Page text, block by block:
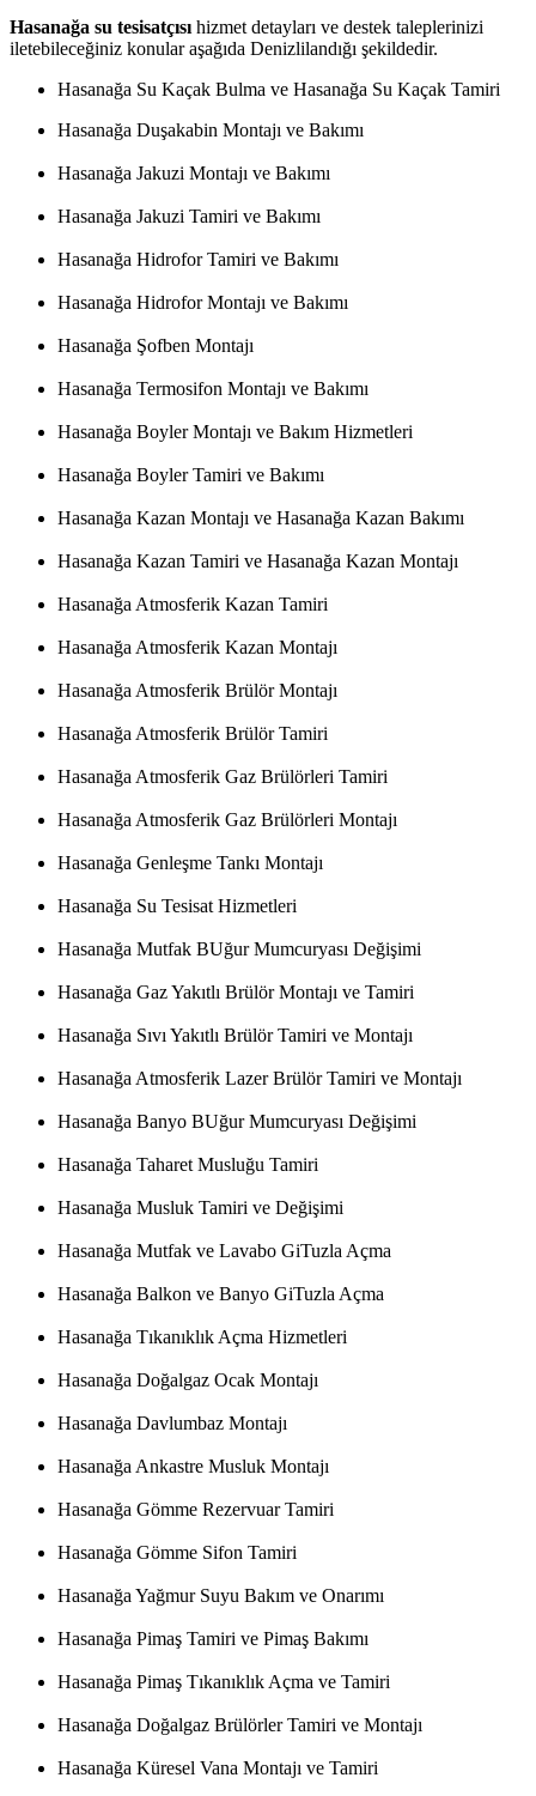
Hasanağa su tesisatçısı hizmet detayları ve destek taleplerinizi
iletebileceğiniz konular aşağıda Denizlilandığı şekildedir.
Hasanağa Su Kaçak Bulma ve Hasanağa Su Kaçak Tamiri
Hasanağa Duşakabin Montajı ve Bakımı
Hasanağa Jakuzi Montajı ve Bakımı
Hasanağa Jakuzi Tamiri ve Bakımı
Hasanağa Hidrofor Tamiri ve Bakımı
Hasanağa Hidrofor Montajı ve Bakımı
Hasanağa Şofben Montajı
Hasanağa Termosifon Montajı ve Bakımı
Hasanağa Boyler Montajı ve Bakım Hizmetleri
Hasanağa Boyler Tamiri ve Bakımı
Hasanağa Kazan Montajı ve Hasanağa Kazan Bakımı
Hasanağa Kazan Tamiri ve Hasanağa Kazan Montajı
Hasanağa Atmosferik Kazan Tamiri
Hasanağa Atmosferik Kazan Montajı
Hasanağa Atmosferik Brülör Montajı
Hasanağa Atmosferik Brülör Tamiri
Hasanağa Atmosferik Gaz Brülörleri Tamiri
Hasanağa Atmosferik Gaz Brülörleri Montajı
Hasanağa Genleşme Tankı Montajı
Hasanağa Su Tesisat Hizmetleri
Hasanağa Mutfak BUğur Mumcuryası Değişimi
Hasanağa Gaz Yakıtlı Brülör Montajı ve Tamiri
Hasanağa Sıvı Yakıtlı Brülör Tamiri ve Montajı
Hasanağa Atmosferik Lazer Brülör Tamiri ve Montajı
Hasanağa Banyo BUğur Mumcuryası Değişimi
Hasanağa Taharet Musluğu Tamiri
Hasanağa Musluk Tamiri ve Değişimi
Hasanağa Mutfak ve Lavabo GiTuzla Açma
Hasanağa Balkon ve Banyo GiTuzla Açma
Hasanağa Tıkanıklık Açma Hizmetleri
Hasanağa Doğalgaz Ocak Montajı
Hasanağa Davlumbaz Montajı
Hasanağa Ankastre Musluk Montajı
Hasanağa Gömme Rezervuar Tamiri
Hasanağa Gömme Sifon Tamiri
Hasanağa Yağmur Suyu Bakım ve Onarımı
Hasanağa Pimaş Tamiri ve Pimaş Bakımı
Hasanağa Pimaş Tıkanıklık Açma ve Tamiri
Hasanağa Doğalgaz Brülörler Tamiri ve Montajı
Hasanağa Küresel Vana Montajı ve Tamiri